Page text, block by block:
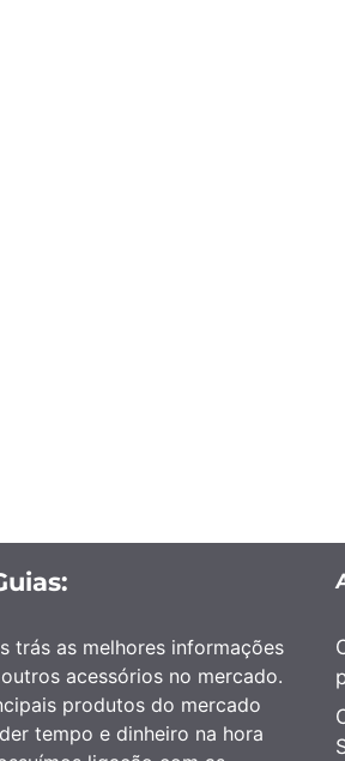
trás as melhores informações
acessórios no mercado.
produtos do mercado
tempo e dinheiro na hora